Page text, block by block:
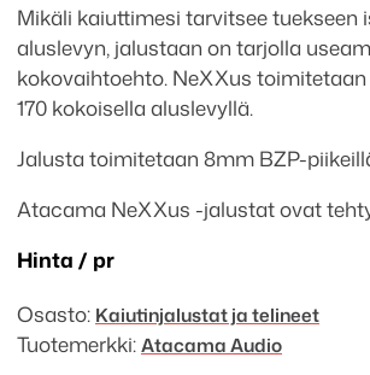
Mikäli kaiuttimesi tarvitsee tuekseen
aluslevyn, jalustaan on tarjolla
kokovaihtoehto. NeXXus toimitetaan
170 kokoisella aluslevyllä.
Jalusta toimitetaan 8mm BZP-
Atacama NeXXus -jalustat ovat
Hinta / pr
Osasto: Kaiutinjalustat ja telineet
Tuotemerkki:Atacama Audio